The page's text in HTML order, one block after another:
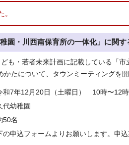
。
稚園・川西南保育所の一体化」に関
も・若者未来計画に記載している「
かたについて、タウンミーティングを開
7年12月20日（土曜日） 10時〜12時
幼稚園
名
申込フォームよりお願いします。申込